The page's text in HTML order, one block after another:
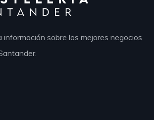
información sobre los mejores negocios